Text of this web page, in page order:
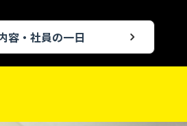
容・社員の一日